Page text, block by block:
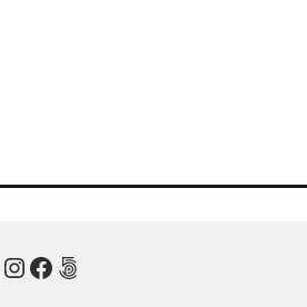
Instagram
Facebook
500px